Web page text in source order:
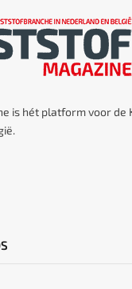
is hét platform voor de